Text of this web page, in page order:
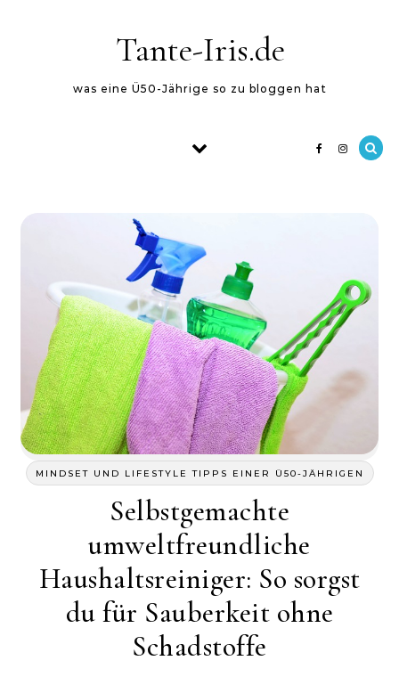
Tante-Iris.de
was eine Ü50-Jährige so zu bloggen hat
MINDSET UND LIFESTYLE TIPPS EINER Ü50-JÄHRIGEN
Selbstgemachte
umweltfreundliche
Haushaltsreiniger: So sorgst
du für Sauberkeit ohne
Schadstoffe